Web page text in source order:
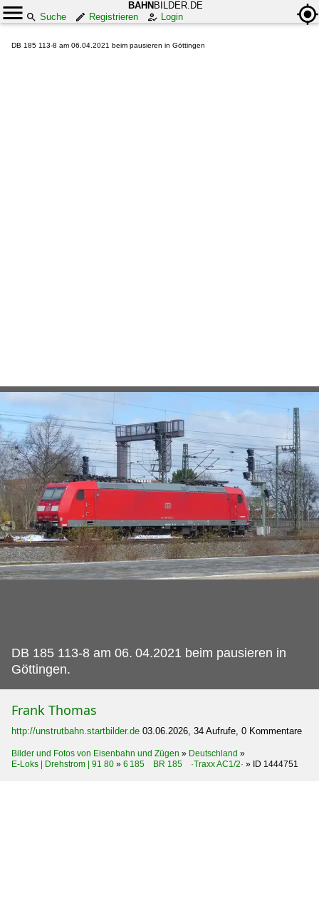
BAHN BILDER.DE
Suche
Registrieren Login
DB 185 113-8 am 06.04.2021 beim pausieren in Göttingen
DB 185 113-8 am 06. 04.2021 beim pausieren in
Göttingen.
Frank Thomas
http://unstrutbahn.startbilder.de 03.06.2026, 34 Aufrufe, 0 Kommentare
Bilder und Fotos von Eisenbahn und Zügen » Deutschland »
E-Loks | Drehstrom | 91 80 » 6 185 BR 185 ·Traxx AC1/2· » ID 1444751